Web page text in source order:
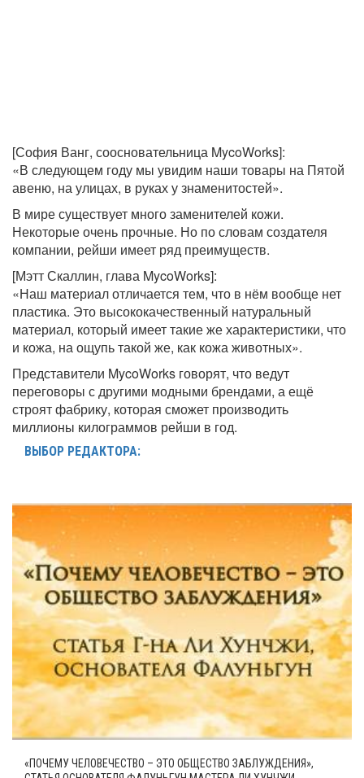
[София Ванг, соосновательница MycoWorks]:
«В следующем году мы увидим наши товары на Пятой
авеню, на улицах, в руках у знаменитостей».
В мире существует много заменителей кожи.
Некоторые очень прочные. Но по словам создателя
компании, рейши имеет ряд преимуществ.
[Мэтт Скаллин, глава MycoWorks]:
«Наш материал отличается тем, что в нём вообще нет
пластика. Это высококачественный натуральный
материал, который имеет такие же характеристики, что
и кожа, на ощупь такой же, как кожа животных».
Представители MycoWorks говорят, что ведут
переговоры с другими модными брендами, а ещё
строят фабрику, которая сможет производить
миллионы килограммов рейши в год.
ВЫБОР РЕДАКТОРА:
«ПОЧЕМУ ЧЕЛОВЕЧЕСТВО – ЭТО ОБЩЕСТВО ЗАБЛУЖДЕНИЯ»,